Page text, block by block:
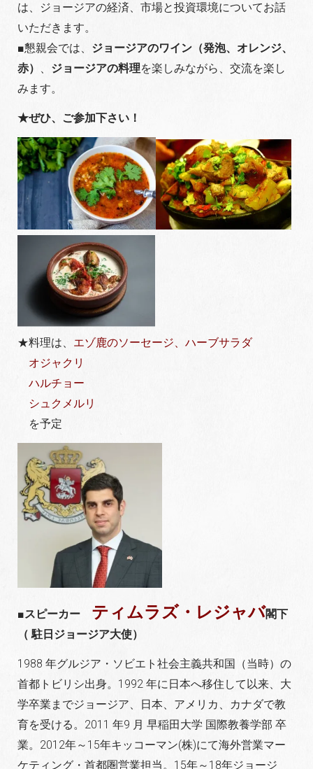
は、ジョージアの経済、市場と投資環境についてお話
いただきます。
■懇親会では、 ジョージアのワイン（発泡、オレンジ、
赤） 、 ジョージアの料理を楽しみながら、交流を楽し
みます。
★ぜひ、ご参加下さい！
★料理は、 エゾ鹿のソーセージ、ハーブサラダ
オジャクリ
ハルチョー
シュクメルリ
を予定
■スピーカー ティムラズ・レジャバ閣下
（ 駐日ジョージア大使）
1988 年グルジア・ソビエト社会主義共和国（当時）の
首都トビリシ出身。1992 年に日本へ移住して以来、大
学卒業までジョージア、日本、アメリカ、カナダで教
育を受ける。2011 年9 月 早稲田大学 国際教養学部 卒
業。2012年～15年キッコーマン(株)にて海外営業マー
ケティング・首都圏営業担当。15年～18年ジョージ